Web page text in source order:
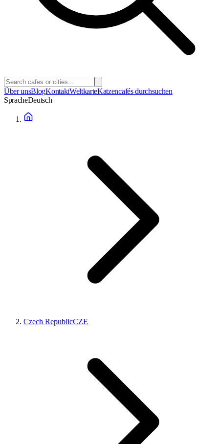
Über unsBlogKontaktWeltkarteKatzencafés durchsuchen
SpracheDeutsch
Czech RepublicCZE